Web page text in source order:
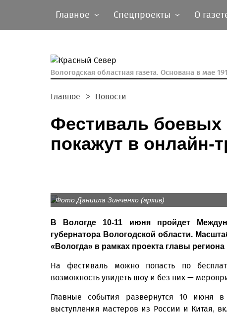
Главное Спецпроекты О
Вологодская областная газета. Основана в мае
Главное Новости
Фестиваль боевых
покажут в онлайн-
Фото Даниила Зинченко (архив)
В Вологде 10-11 июня пройдет
губернатора Вологодской области.
«Вологда» в рамках проекта главы
На фестиваль можно попасть по
возможность увидеть шоу и без них —
Главные события развернутся 10 июня
выступления мастеров из России и Китая,